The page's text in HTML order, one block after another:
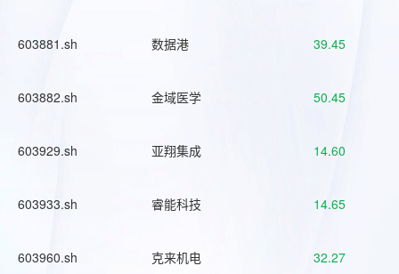
603881.sh 数据港 39.45
603882.sh 金域医学 50.45
603929.sh 亚翔集成 14.60
603933.sh 睿能科技 14.65
603960.sh 克来机电 32.27